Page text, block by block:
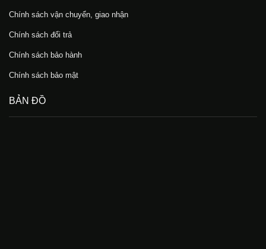
Chính sách vận chuyển, giao nhận
Chính sách đổi trả
Chính sách bảo hành
Chính sách bảo mật
BẢN ĐỒ